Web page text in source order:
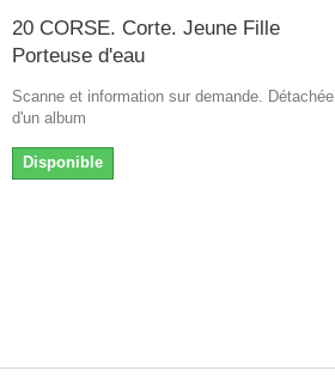
20 CORSE. Corte. Jeune Fille
Porteuse d'eau
Scanne et information sur demande. Détachée
d'un album
Disponible